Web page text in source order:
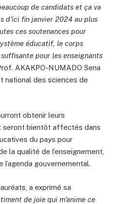
de candidats et ça va
d’ici fin janvier 2024 au plus
ces soutenances pour
éducatif, le corps
pour les enseignants
AKAKPO-NUMADO Sena
national des sciences de
obtenir leurs
bientôt affectés dans
du pays pour
la qualité de l’enseignement,
gouvernemental.
a exprimé sa
de joie qui m’anime ce